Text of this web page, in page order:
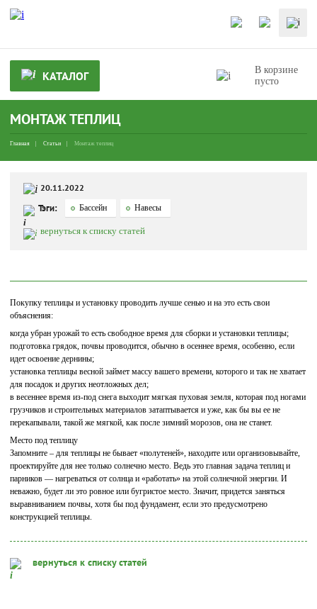
КАТАЛОГ
В корзине
пусто
МОНТАЖ ТЕПЛИЦ
Главная Статьи Монтаж теплиц
20.11.2022
Тэги: Бассейн Навесы
вернуться к списку статей
Покупку теплицы и установку проводить лучше сенью и на это есть свои
объяснения:
когда убран урожай то есть свободное время для сборки и установки теплицы;
подготовка грядок, почвы проводится, обычно в осеннее время, особенно, если
идет освоение дернины;
установка теплицы весной займет массу вашего времени, которого и так не хватает
для посадок и других неотложных дел;
в весеннее время из-под снега выходит мягкая пуховая земля, которая под ногами
грузчиков и строительных материалов затаптывается и уже, как бы вы ее не
перекапывали, такой же мягкой, как после зимний морозов, она не станет.
Место под теплицу
Запомните – для теплицы не бывает «полутеней», находите или организовывайте,
проектируйте для нее только солнечно место. Ведь это главная задача теплиц и
парников — нагреваться от солнца и «работать» на этой солнечной энергии. И
неважно, будет ли это ровное или бугристое место. Значит, придется заняться
выравниванием почвы, хотя бы под фундамент, если это предусмотрено
конструкцией теплицы.
вернуться к списку статей